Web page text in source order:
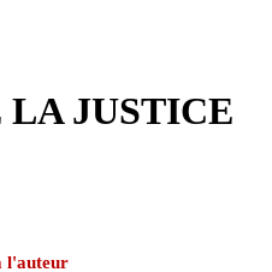
JUSTICE
l'auteur